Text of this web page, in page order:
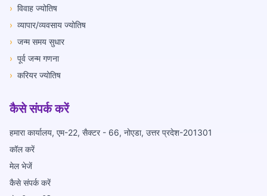
› विवाह ज्योतिष
› व्यापार/व्यवसाय ज्योतिष
› जन्म समय सुधार
› पूर्व जन्म गणना
› करियर ज्योतिष
कैसे संपर्क करें
हमारा कार्यालय, एम-22, सैक्टर - 66, नोएडा, उत्तर प्रदेश-201301
कॉल करें
मेल भेजें
कैसे संपर्क करें